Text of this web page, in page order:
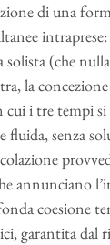
di una
(che
la
i tre tempi si
fluida, senza
annunciano
coesione
garantita dal